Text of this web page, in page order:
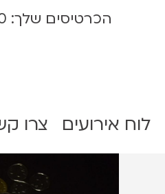
הכרטיסים שלך:
לוח אירועים צרו